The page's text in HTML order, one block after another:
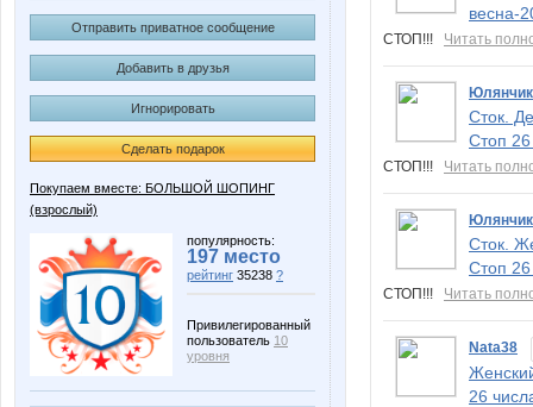
Отправить приватное сообщение
Добавить в друзья
Игнорировать
Сделать подарок
Покупаем вместе: БОЛЬШОЙ ШОПИНГ
(взрослый)
популярность:
197 место
рейтинг 35238 ?
Привилегированный
пользователь 10
уровня
весна-
СТОП!!! Читать
Сток.
Стоп
СТОП!!! Читать
Сток.
Стоп
СТОП!!! Читать
Nata38
26